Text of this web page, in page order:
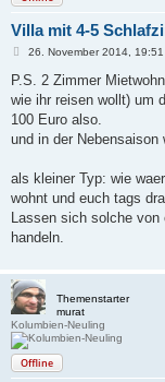
Villa mit 4-5
B
i
r
a
26. November 2014, 19:51
P.S. 2 Zimmer
wie ihr reisen wollt) um
100 Euro also.
und in der Nebensaison
als kleiner Typ: wie
wohnt und euch tags
Lassen sich solche
handeln.
Themenstarter
murat
Kolumbien-Neuling
Offline